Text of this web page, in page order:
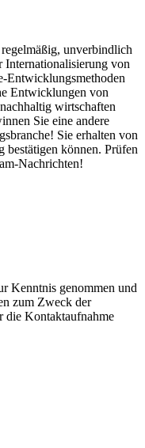
unverbindlich
Internationalisierung von
Entwicklungsmethoden
Entwicklungen von
wirtschaften
Sie eine andere
Sie erhalten von
können. Prüfen
Nachrichten!
Kenntnis genommen und
zum Zweck der
die Kontaktaufnahme